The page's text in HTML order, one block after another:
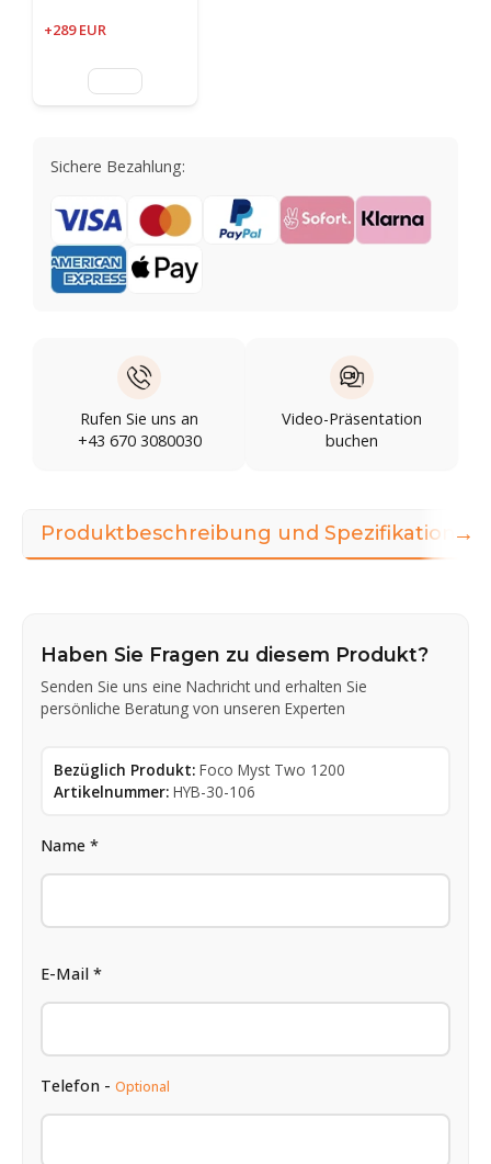
+289 EUR
Sichere Bezahlung:
Rufen Sie uns an
+43 670 3080030
Video-Präsentation
buchen
Produktbeschreibung und Spezifikationen
Haben Sie Fragen zu diesem Produkt?
Senden Sie uns eine Nachricht und erhalten Sie
persönliche Beratung von unseren Experten
Bezüglich Produkt: Foco Myst Two 1200
Artikelnummer: HYB-30-106
Name *
E-Mail *
Telefon - Optional
→